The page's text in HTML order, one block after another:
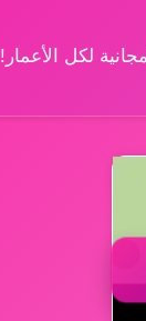
لكل